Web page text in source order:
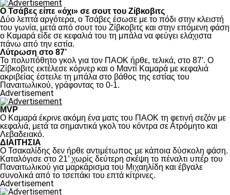
Ο Τσάβες είπε «όχι» σε σουτ του Ζίβκοβιτς
Δύο λεπτά αργότερα, ο Τσάβες έσωσε με το πόδι στην κλειστή
του γωνία, μετά από σουτ του Ζίβκοβιτς και στην επόμενη φάση
ο Καμαρά είδε σε κεφαλιά του τη μπάλα να φεύγει ελάχιστα
πάνω από την εστία.
Λύτρωση στο 87’
Το πολυπόθητο γκολ για τον ΠΑΟΚ ήρθε, τελικά, στο 87′. Ο
Ζίβκοβιτς εκτέλεσε κόρνερ και ο Μαντί Καμαρά με κεφαλιά
ακριβείας έστειλε τη μπάλα στο βάθος της εστίας του
Παναιτωλικού, γράφοντας το 0-1.
Advertisement
MVP
Ο Καμαρά έκρινε ακόμη ένα ματς του ΠΑΟΚ τη φετινή σεζόν με
κεφαλιά, μετά τα σημαντικά γκολ του κόντρα σε Ατρόμητο και
Λεβαδειακό.
ΔΙΑΙΤΗΣΙΑ
Ο Τσακαλίδης δεν ήρθε αντιμέτωπος με κάποια δύσκολη φάση.
Καταλόγισε στο 21’ χωρίς δεύτερη σκέψη το πέναλτι υπέρ του
Παναιτωλικού για μαρκάρισμα του Μιχαηλίδη και έβγαλε
συνολικά από το τσεπάκι του επτά κίτρινες.
Advertisement